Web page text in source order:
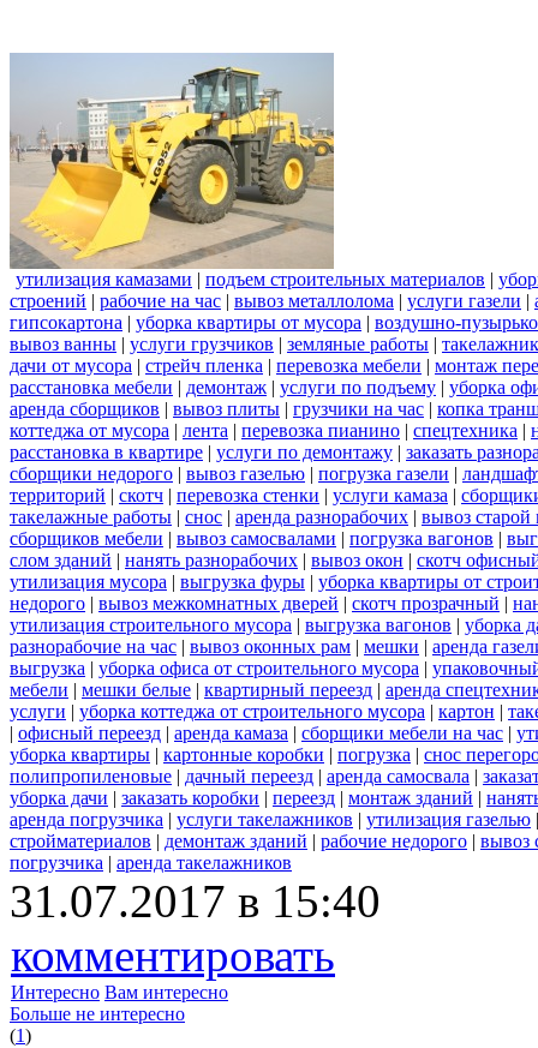
утилизация камазами | подъем строительных материалов |
строений | рабочие на час | вывоз металлолома | услуги газели |
гипсокартона | уборка квартиры от мусора | воздушно-
вывоз ванны | услуги грузчиков | земляные работы |
дачи от мусора | стрейч пленка | перевозка мебели | монтаж
расстановка мебели | демонтаж | услуги по подъему | уборка
аренда сборщиков | вывоз плиты | грузчики на час | копка
коттеджа от мусора | лента | перевозка пианино | спецтехника |
расстановка в квартире | услуги по демонтажу | заказать
сборщики недорого | вывоз газелью | погрузка газели |
территорий | скотч | перевозка стенки | услуги камаза |
такелажные работы | снос | аренда разнорабочих | вывоз старой
сборщиков мебели | вывоз самосвалами | погрузка вагонов |
слом зданий | нанять разнорабочих | вывоз окон | скотч
утилизация мусора | выгрузка фуры | уборка квартиры от
недорого | вывоз межкомнатных дверей | скотч прозрачный |
утилизация строительного мусора | выгрузка вагонов | уборка
разнорабочие на час | вывоз оконных рам | мешки | аренда
выгрузка | уборка офиса от строительного мусора |
мебели | мешки белые | квартирный переезд | аренда
услуги | уборка коттеджа от строительного мусора | картон |
| офисный переезд | аренда камаза | сборщики мебели на час |
уборка квартиры | картонные коробки | погрузка | снос
полипропиленовые | дачный переезд | аренда самосвала |
уборка дачи | заказать коробки | переезд | монтаж зданий |
аренда погрузчика | услуги такелажников | утилизация газелью
стройматериалов | демонтаж зданий | рабочие недорого | вывоз
погрузчика | аренда такелажников
31.07.2017 в 15:40
комментировать
Интересно Вам интересно
Больше не интересно
(1)